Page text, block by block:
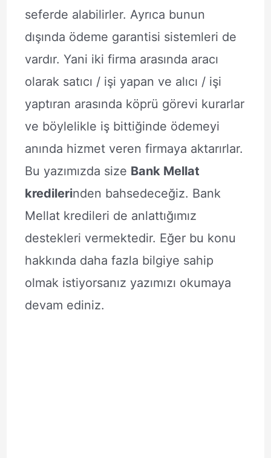
seferde alabilirler. Ayrıca bunun
dışında ödeme garantisi sistemleri de
vardır. Yani iki firma arasında aracı
olarak satıcı / işi yapan ve alıcı / işi
yaptıran arasında köprü görevi kurarlar
ve böylelikle iş bittiğinde ödemeyi
anında hizmet veren firmaya aktarırlar.
Bu yazımızda size Bank Mellat
kredilerinden bahsedeceğiz. Bank
Mellat kredileri de anlattığımız
destekleri vermektedir. Eğer bu konu
hakkında daha fazla bilgiye sahip
olmak istiyorsanız yazımızı okumaya
devam ediniz.